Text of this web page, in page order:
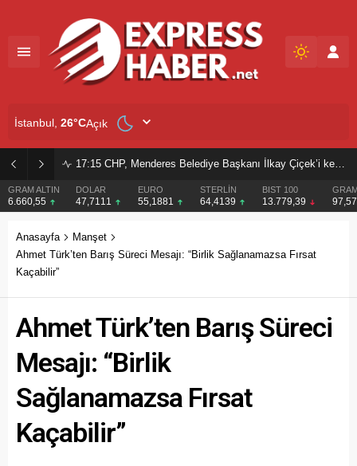
17:15 CHP, Menderes Belediye Başkanı İlkay Çiçek’i kesin ihraç talebiyle disipline sevk etti
GRAM ALTIN
6.660,55
DOLAR
47,7111
EURO
55,1881
STERLİN
64,4139
BIST 100
13.779,39
İstanbul, 26°CAçık
Anasayfa
Manşet
Ahmet Türk’ten Barış Süreci Mesajı: “Birlik Sağlanamazsa Fırsat
Kaçabilir”
Ahmet Türk’ten Barış Süreci
Mesajı: “Birlik
Sağlanamazsa Fırsat
Kaçabilir”